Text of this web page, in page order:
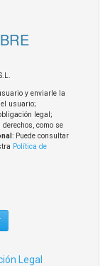
y enviarle la
usuario;
legal;
como se
: Puede consultar
Política de
Legal